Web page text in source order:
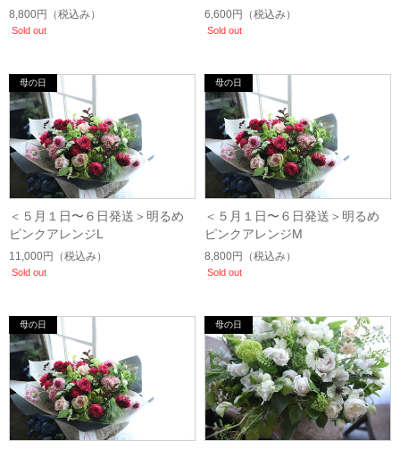
8,800円 （税込み）
Sold out
6,600円 （税込み）
Sold out
＜５月１日〜６日発送＞明るめ
ピンクアレンジL
11,000円 （税込み）
Sold out
＜５月１日〜６日発送＞明るめ
ピンクアレンジM
8,800円 （税込み）
Sold out